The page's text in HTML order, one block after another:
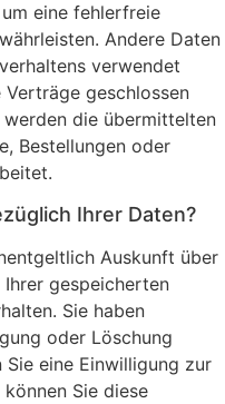
eine fehlerfreie
Andere Daten
verwendet
geschlossen
die übermittelten
Bestellungen oder
Ihrer Daten?
Auskunft über
gespeicherten
Sie haben
oder Löschung
Sie eine Einwilligung zur
Sie diese